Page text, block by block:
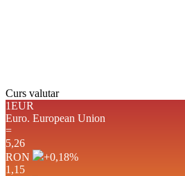
Curs valutar
1EUR
Euro. European Union
=
5,26
RON
+0,18%
1,15